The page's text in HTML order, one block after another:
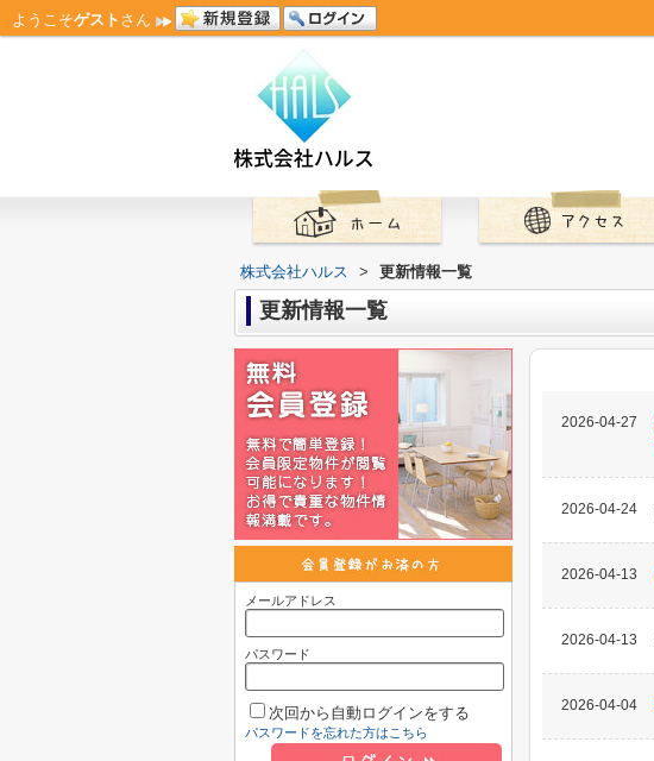
ようこそゲスト さん
株式会社ハルス > 更新情報一覧
更新情報一覧
2026-04-27
2026-04-24
2026-04-13
2026-04-13
2026-04-04
メールアドレス
パスワード
次回から自動ログインをする
パスワードを忘れた方はこちら